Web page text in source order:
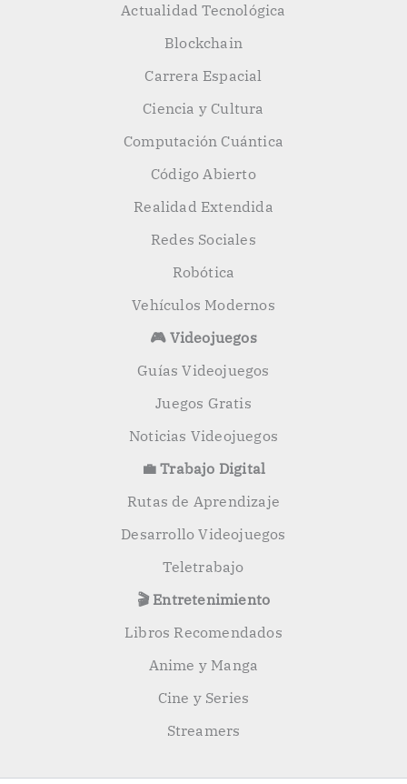
Actualidad Tecnológica
Blockchain
Carrera Espacial
Ciencia y Cultura
Computación Cuántica
Código Abierto
Realidad Extendida
Redes Sociales
Robótica
Vehículos Modernos
🎮 Videojuegos
Guías Videojuegos
Juegos Gratis
Noticias Videojuegos
💼 Trabajo Digital
Rutas de Aprendizaje
Desarrollo Videojuegos
Teletrabajo
🎬 Entretenimiento
Libros Recomendados
Anime y Manga
Cine y Series
Streamers